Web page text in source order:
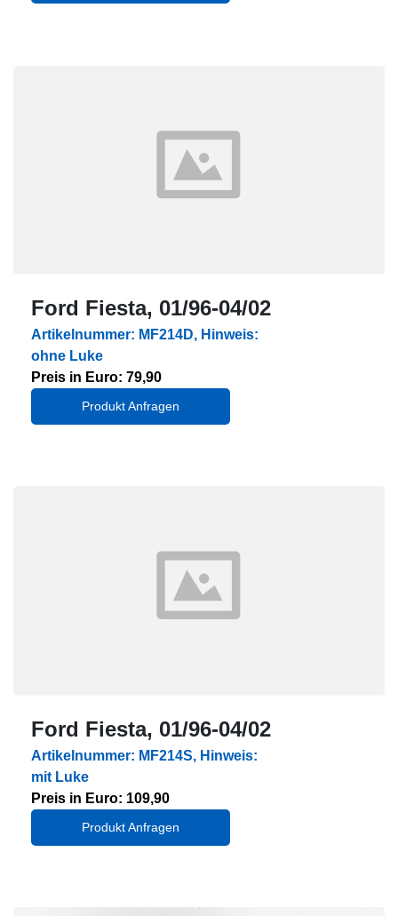
Ford Fiesta, 01/96-04/02
Artikelnummer: MF214D, Hinweis:
ohne Luke
Preis in Euro: 79,90
Produkt Anfragen
Ford Fiesta, 01/96-04/02
Artikelnummer: MF214S, Hinweis:
mit Luke
Preis in Euro: 109,90
Produkt Anfragen